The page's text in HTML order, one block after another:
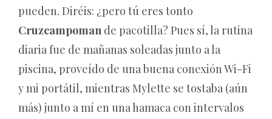
pueden. Diréis: ¿pero tú eres tonto
Cruzcampoman de pacotilla? Pues sí, la rutina
diaria fue de mañanas soleadas junto a la
piscina, proveído de una buena conexión Wi-Fi
y mi portátil, mientras Mylette se tostaba (aún
más) junto a mí en una hamaca con intervalos